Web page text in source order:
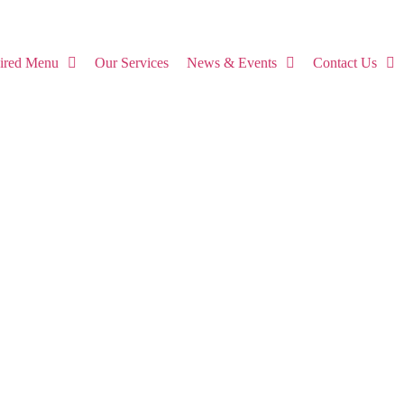
Menu Our Services News & Events Contact Us